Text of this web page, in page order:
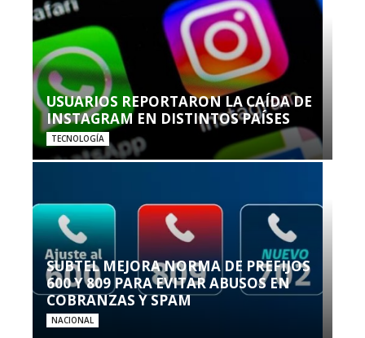
USUARIOS REPORTARON LA CAÍDA DE
INSTAGRAM EN DISTINTOS PAÍSES
TECNOLOGÍA
SUBTEL MEJORA NORMA DE PREFIJOS
600 Y 809 PARA EVITAR ABUSOS EN
COBRANZAS Y SPAM
NACIONAL